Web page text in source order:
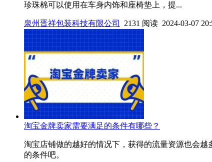
珍珠棉可以使用在车身内饰和座椅垫上，提...
泉州晋祥包装科技有限公司 2131 阅读 2024-03-07
淘宝金牌卖家需要满足的条件有哪些？
淘宝店铺做的越好的情况下，获得的流量资源也会
的条件吧。